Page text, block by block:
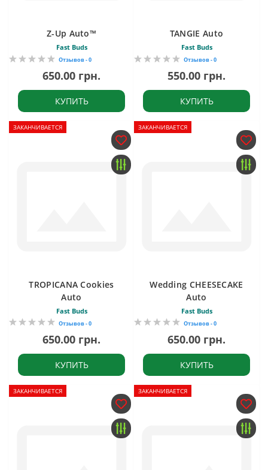
Z-Up Auto™
Fast Buds
Отзывов - 0
650.00 грн.
КУПИТЬ
TANGIE Auto
Fast Buds
Отзывов - 0
550.00 грн.
КУПИТЬ
ЗАКАНЧИВАЕТСЯ
TROPICANA Cookies
Auto
Fast Buds
Отзывов - 0
650.00 грн.
КУПИТЬ
ЗАКАНЧИВАЕТСЯ
Wedding CHEESECAKE
Auto
Fast Buds
Отзывов - 0
650.00 грн.
КУПИТЬ
ЗАКАНЧИВАЕТСЯ ЗАКАНЧИВАЕТСЯ